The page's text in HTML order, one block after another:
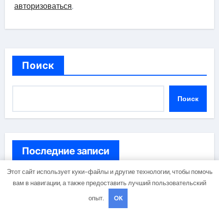
авторизоваться.
Поиск
Поиск
Последние записи
Авиабилеты между столицей и сибирским городом:
варианты маршрутов, тарифы и советы по
планированию поездки
Этот сайт использует куки-файлы и другие технологии, чтобы помочь
вам в навигации, а также предоставить лучший пользовательский
опыт.
OK